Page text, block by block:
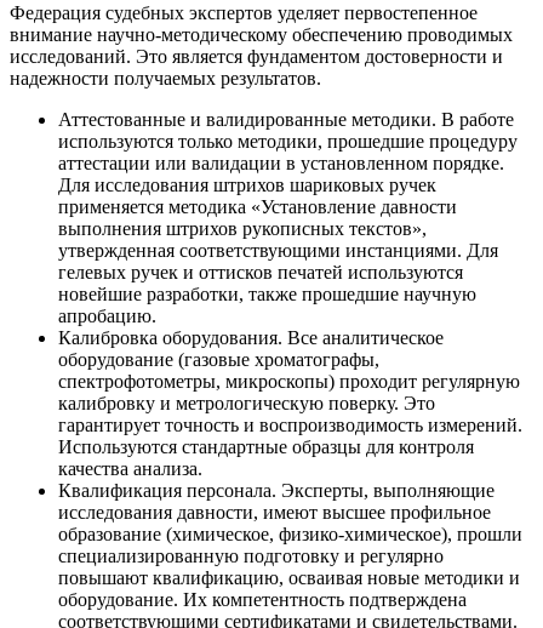
Федерация судебных экспертов уделяет первостепенное
внимание научно-методическому обеспечению проводимых
исследований. Это является фундаментом достоверности и
надежности получаемых результатов.
Аттестованные и валидированные методики. В работе
используются только методики, прошедшие процедуру
аттестации или валидации в установленном порядке.
Для исследования штрихов шариковых ручек
применяется методика «Установление давности
выполнения штрихов рукописных текстов»,
утвержденная соответствующими инстанциями. Для
гелевых ручек и оттисков печатей используются
новейшие разработки, также прошедшие научную
апробацию.
Калибровка оборудования. Все аналитическое
оборудование (газовые хроматографы,
спектрофотометры, микроскопы) проходит регулярную
калибровку и метрологическую поверку. Это
гарантирует точность и воспроизводимость измерений.
Используются стандартные образцы для контроля
качества анализа.
Квалификация персонала. Эксперты, выполняющие
исследования давности, имеют высшее профильное
образование (химическое, физико-химическое), прошли
специализированную подготовку и регулярно
повышают квалификацию, осваивая новые методики и
оборудование. Их компетентность подтверждена
соответствующими сертификатами и свидетельствами.